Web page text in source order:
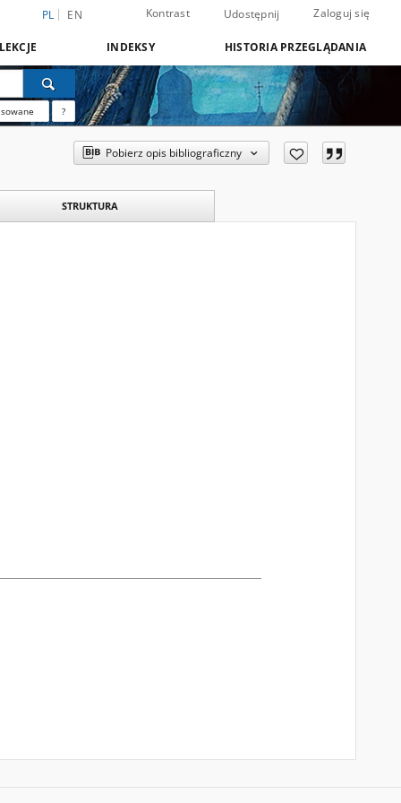
PL EN Kontrast Udostępnij Zaloguj się
INDEKSY HISTORIA PRZEGLĄDANIA
?
Pobierz opis bibliograficzny
STRUKTURA